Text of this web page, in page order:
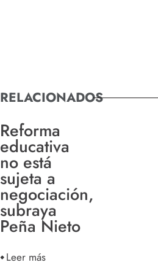
RELACIONADOS
Reforma
educativa
no está
sujeta a
negociación,
subraya
Peña Nieto
Leer más